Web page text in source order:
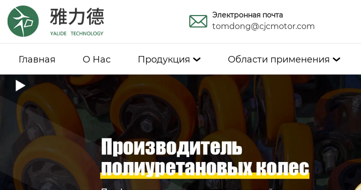
Электронная почта
tomdong@cjcmotor.com
Главная О Hас Продукция  Области применения 